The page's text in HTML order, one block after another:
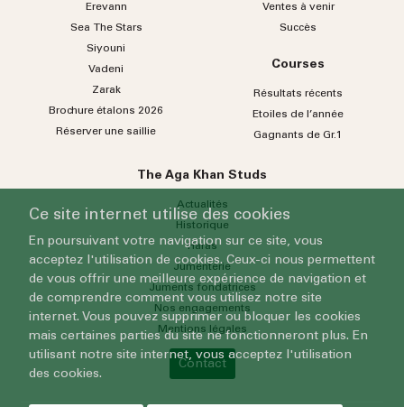
Erevann
Sea TheStars
Siyouni
Vadeni
Zarak
Brochure étalons 2026
Réserver une saillie
Ventes à venir
Succès
Courses
Résultats récents
Etoiles de l’année
Gagnants de Gr.1
The Aga Khan Studs
Actualités
Historique
Haras
Jumenterie
Juments fondatrices
Nos engagements
Mentions légales
Contact
Ce site internet utilise des cookies
En poursuivant votre navigation sur ce site, vous
acceptez l'utilisation de cookies. Ceux-ci nous permettent
de vous offrir une meilleure expérience de navigation et
de comprendre comment vous utilisez notre site
internet. Vous pouvez supprimer ou bloquer les cookies
mais certaines parties du site ne fonctionneront plus. En
utilisant notre site internet, vous acceptez l'utilisation
des cookies.